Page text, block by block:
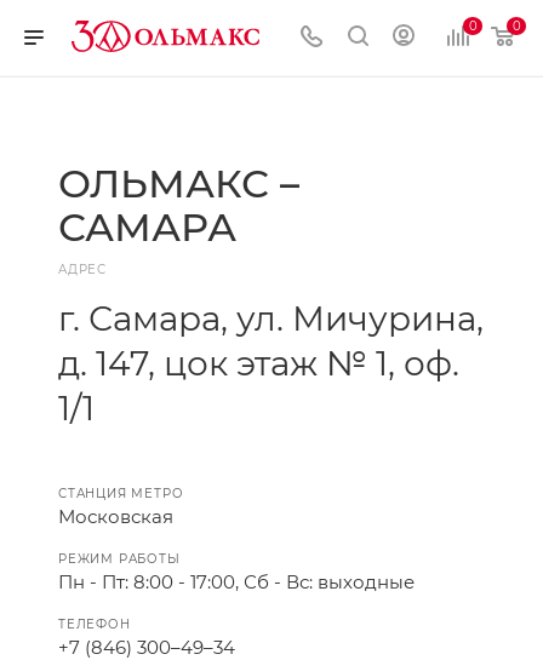
0 0
ОЛЬМАКС –
САМАРА
АДРЕС
г. Самара, ул. Мичурина,
д. 147, цок этаж № 1, оф.
1/1
СТАНЦИЯ МЕТРО
Московская
РЕЖИМ РАБОТЫ
Пн - Пт: 8:00 - 17:00, Сб - Вс: выходные
ТЕЛЕФОН
+7 (846) 300–49–34